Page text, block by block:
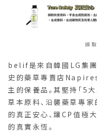
擷取
belif是來自韓國LG集團
史的藥草專賣店
主的保養品。其堅持「5
草本原料、沿襲藥草專
的真正安心、讓CP值極
的真實永恆。